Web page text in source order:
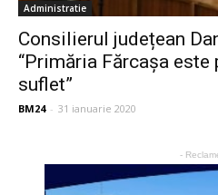
Administratie
Consilierul județean
“Primăria Fărcașa
suflet”
BM24 - 31 ianuarie 2020
-